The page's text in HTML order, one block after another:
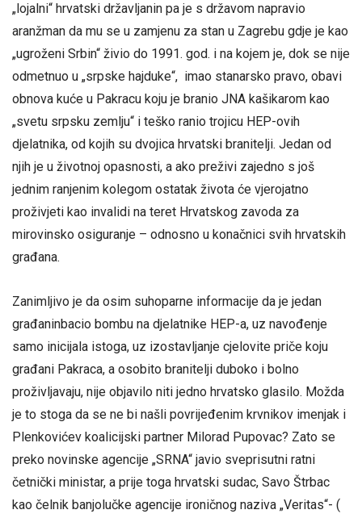
„lojalni“ hrvatski državljanin pa je s državom napravio
aranžman da mu se u zamjenu za stan u Zagrebu gdje je kao
„ugroženi Srbin“ živio do 1991. god. i na kojem je, dok se nije
odmetnuo u „srpske hajduke“, imao stanarsko pravo, obavi
obnova kuće u Pakracu koju je branio JNA kašikarom kao
„svetu srpsku zemlju“ i teško ranio trojicu HEP-ovih
djelatnika, od kojih su dvojica hrvatski branitelji. Jedan od
njih je u životnoj opasnosti, a ako preživi zajedno s još
jednim ranjenim kolegom ostatak života će vjerojatno
proživjeti kao invalidi na teret Hrvatskog zavoda za
mirovinsko osiguranje – odnosno u konačnici svih hrvatskih
građana.
Zanimljivo je da osim suhoparne informacije da je jedan
građaninbacio bombu na djelatnike HEP-a, uz navođenje
samo inicijala istoga, uz izostavljanje cjelovite priče koju
građani Pakraca, a osobito branitelji duboko i bolno
proživljavaju, nije objavilo niti jedno hrvatsko glasilo. Možda
je to stoga da se ne bi našli povrijeđenim krvnikov imenjak i
Plenkovićev koalicijski partner Milorad Pupovac? Zato se
preko novinske agencije „SRNA“ javio sveprisutni ratni
četnički ministar, a prije toga hrvatski sudac, Savo Štrbac
kao čelnik banjolučke agencije ironičnog naziva „Veritas“- (